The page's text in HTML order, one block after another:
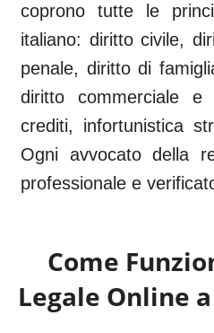
coprono tutte le
italiano: diritto civile,
penale, diritto di
diritto commerciale e
crediti, infortunistica
Ogni avvocato della
professionale e
Come
Legale Online a